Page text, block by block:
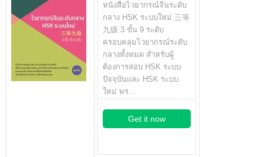
หนังสือไวยากรณ์จีนระดับ
กลาง HSK ระบบใหม่ 三等
九级 3 ขั้น 9 ระดับ
ครอบคลุมไวยากรณ์ระดับ
กลางทั้งหมด สำหรับผู้
ต้องการสอบ HSK ระบบ
ปัจจุบันและ HSK ระบบ
ใหม่ พร…
Get it now